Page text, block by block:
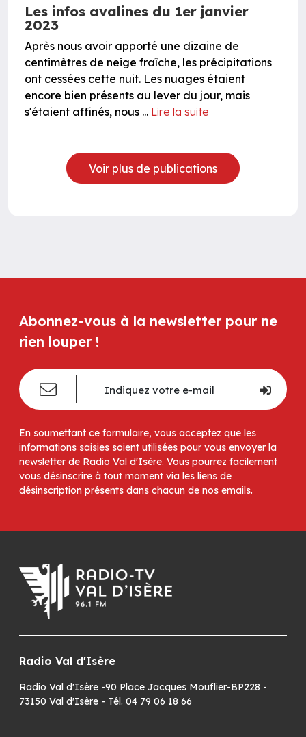
Les infos avalines du 1er janvier
2023
Après nous avoir apporté une dizaine de
centimètres de neige fraîche, les précipitations
ont cessées cette nuit. Les nuages étaient
encore bien présents au lever du jour, mais
s'étaient affinés, nous ... Lire la suite
Voir plus de publications
Abonnez-vous à la newsletter pour ne
rien louper !
En soumettant ce formulaire, vous acceptez que les
informations saisies soient utilisées pour vous envoyer la
newsletter de Radio Val d'Isère. Vous pourrez facilement
vous désinscrire à tout moment via les liens de
désinscription présents dans chacun de nos emails.
Radio Val d'Isère
Radio Val d'Isère -90 Place Jacques Mouflier-BP228 -
73150 Val d'Isère - Tél. 04 79 06 18 66